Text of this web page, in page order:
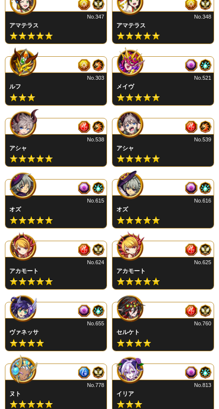
アマテラス
No.347
アマテラス
No.348
ルフ
No.303
メイヴ
No.521
アシャ
No.538
アシャ
No.539
オズ
No.615
オズ
No.616
アカモート
No.624
アカモート
No.625
ヴァネッサ
No.655
セルケト
No.760
ヌト
No.778
イリア
No.813